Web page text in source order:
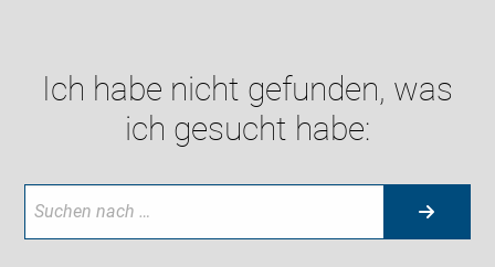
Ich habe nicht gefunden, was
ich gesucht habe: